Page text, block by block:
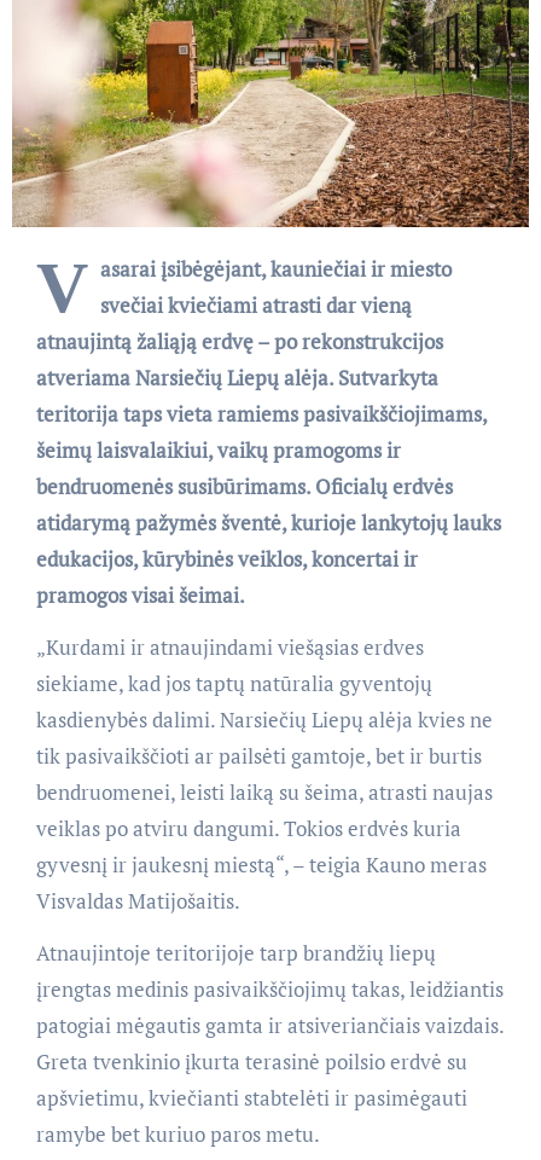
V asarai įsibėgėjant, kauniečiai ir miesto
svečiai kviečiami atrasti dar vieną
atnaujintą žaliąją erdvę – po rekonstrukcijos
atveriama Narsiečių Liepų alėja. Sutvarkyta
teritorija taps vieta ramiems pasivaikščiojimams,
šeimų laisvalaikiui, vaikų pramogoms ir
bendruomenės susibūrimams. Oficialų erdvės
atidarymą pažymės šventė, kurioje lankytojų lauks
edukacijos, kūrybinės veiklos, koncertai ir
pramogos visai šeimai.
„Kurdami ir atnaujindami viešąsias erdves
siekiame, kad jos taptų natūralia gyventojų
kasdienybės dalimi. Narsiečių Liepų alėja kvies ne
tik pasivaikščioti ar pailsėti gamtoje, bet ir burtis
bendruomenei, leisti laiką su šeima, atrasti naujas
veiklas po atviru dangumi. Tokios erdvės kuria
gyvesnį ir jaukesnį miestą“, – teigia Kauno meras
Visvaldas Matijošaitis.
Atnaujintoje teritorijoje tarp brandžių liepų
įrengtas medinis pasivaikščiojimų takas, leidžiantis
patogiai mėgautis gamta ir atsiveriančiais vaizdais.
Greta tvenkinio įkurta terasinė poilsio erdvė su
apšvietimu, kviečianti stabtelėti ir pasimėgauti
ramybe bet kuriuo paros metu.